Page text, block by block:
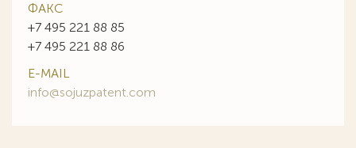
ФАКС
+7 495 221 88 85
+7 495 221 88 86
E-MAIL
info@sojuzpatent.com